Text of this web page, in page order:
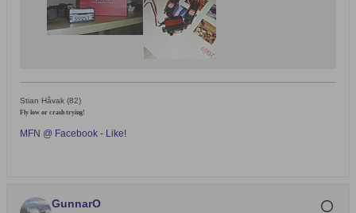
Stian Håvak (82)
Fly low or crash trying!
MFN @ Facebook - Like!
GunnarO